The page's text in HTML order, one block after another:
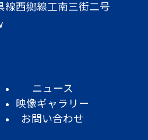
線西鄉線工南三街二号
ニュース
映像ギャラリー
お問い合わせ